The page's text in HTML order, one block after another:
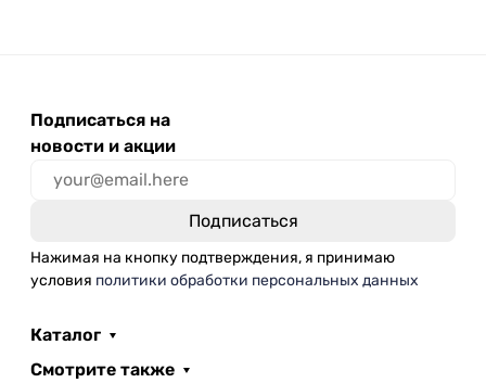
Подписаться на
новости и акции
Нажимая на кнопку подтверждения, я принимаю
условия политики обработки персональных данных
Каталог
Смотрите также